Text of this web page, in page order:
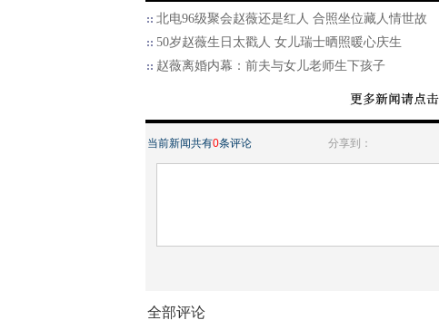
北电96级聚会赵薇还是红人 合照坐位藏人情世故
50岁赵薇生日太戳人 女儿瑞士晒照暖心庆生
赵薇离婚内幕：前夫与女儿老师生下孩子
当前新闻共有0条评论 分享到：
全部评论